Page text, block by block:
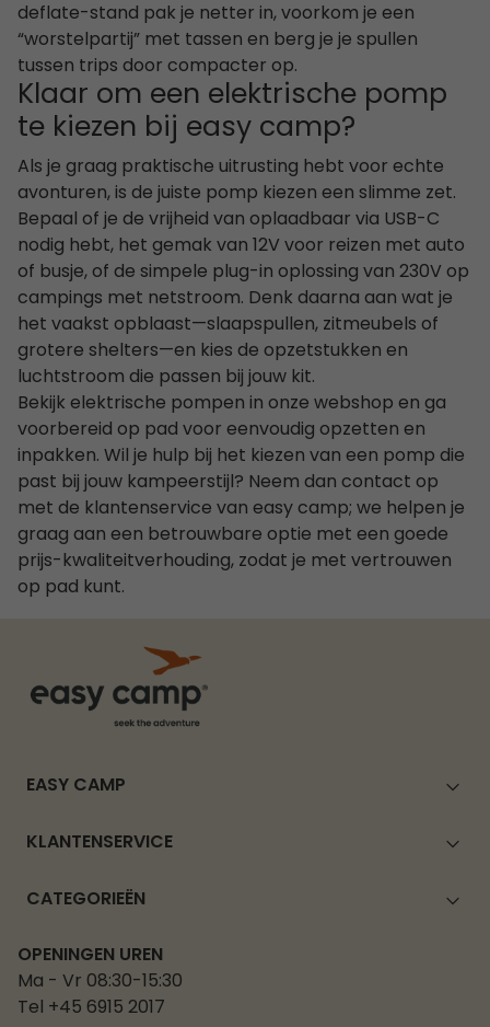
deflate-stand pak je netter in, voorkom je een
“worstelpartij” met tassen en berg je je spullen
tussen trips door compacter op.
Klaar om een elektrische pomp
te kiezen bij easy camp?
Als je graag praktische uitrusting hebt voor echte
avonturen, is de juiste pomp kiezen een slimme zet.
Bepaal of je de vrijheid van oplaadbaar via USB-C
nodig hebt, het gemak van 12V voor reizen met auto
of busje, of de simpele plug-in oplossing van 230V op
campings met netstroom. Denk daarna aan wat je
het vaakst opblaast—slaapspullen, zitmeubels of
grotere shelters—en kies de opzetstukken en
luchtstroom die passen bij jouw kit.
Bekijk elektrische pompen in onze webshop en ga
voorbereid op pad voor eenvoudig opzetten en
inpakken. Wil je hulp bij het kiezen van een pomp die
past bij jouw kampeerstijl? Neem dan contact op
met de klantenservice van easy camp; we helpen je
graag aan een betrouwbare optie met een goede
prijs-kwaliteitverhouding, zodat je met vertrouwen
op pad kunt.
EASY CAMP
KLANTENSERVICE
CATEGORIEËN
OPENINGEN UREN
Ma - Vr 08:30-15:30
Tel +45 6915 2017